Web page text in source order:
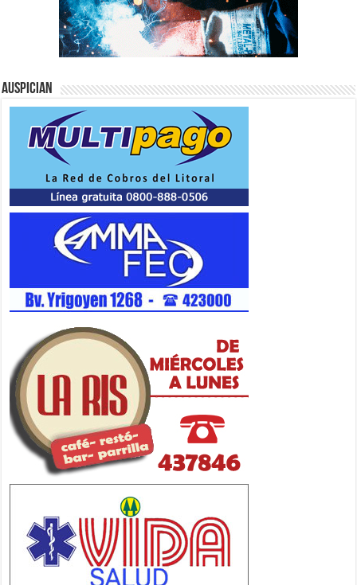
Auspician